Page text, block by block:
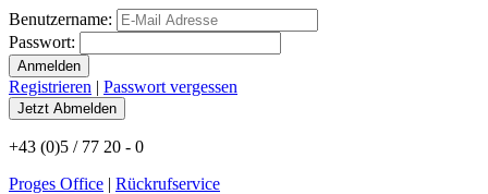
Benutzername:
Passwort:
Registrieren | Passwort vergessen
+43 (0)5 / 77 20 - 0
Proges Office | Rückrufservice